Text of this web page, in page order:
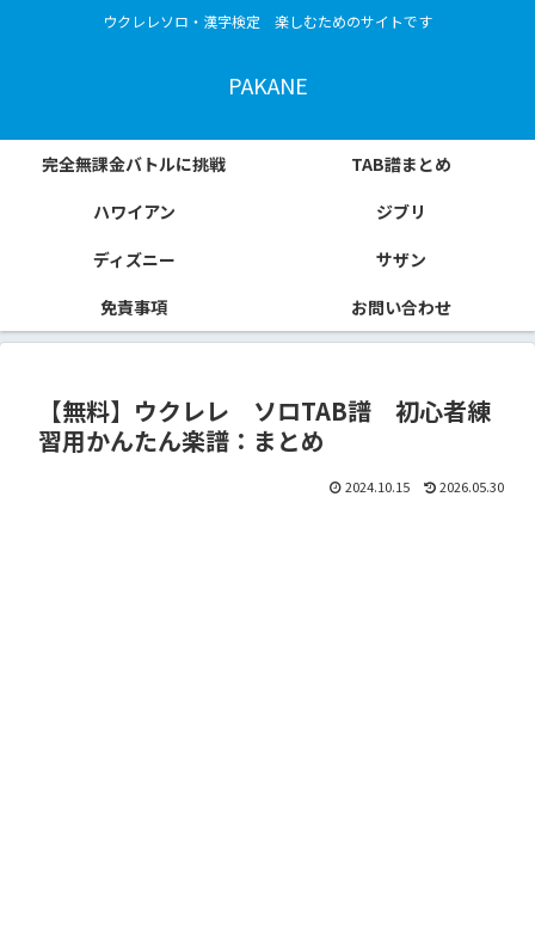
ウクレレソロ・漢字検定 楽しむためのサイトです
PAKANE
完全無課金バトルに挑戦
TAB譜まとめ
ハワイアン
ジブリ
ディズニー
サザン
免責事項
お問い合わせ
【無料】ウクレレ ソロTAB譜 初心者練
習用かんたん楽譜：まとめ
2024.10.15 2026.05.30